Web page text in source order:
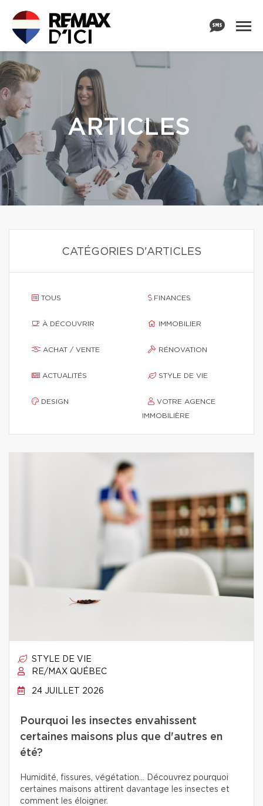
ARTICLES
CATÉGORIES D'ARTICLES
TOUS
À DÉCOUVRIR
ACHAT / VENTE
ACTUALITÉS
DESIGN
FINANCES
IMMOBILIER
RÉNOVATION
STYLE DE VIE
IMMOBILIÈRE
STYLE DE VIE
RE/MAX QUÉBEC
24 JUILLET 2026
Pourquoi les insectes envahissent
certaines maisons plus que d'autres en
été?
Humidité, fissures, végétation… Découvrez pourquoi
certaines maisons attirent davantage les insectes et
comment les éloigner.